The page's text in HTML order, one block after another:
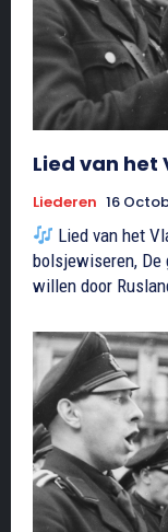
Lied van het
Liederen 16
Lied van het
bolsjewiseren, De
willen door